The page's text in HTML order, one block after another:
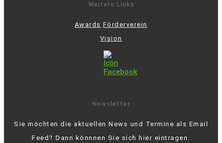
Weitere Links
Awards Förderverein
Vision
Newsletter
Sie möchten die aktuellen News und Termine als Email
Feed? Dann könnnen Sie sich hier eintragen.